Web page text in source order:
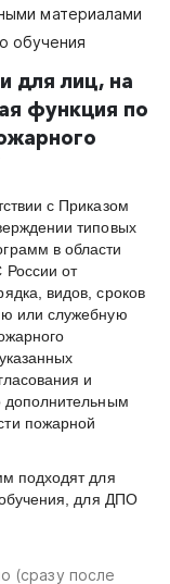
материалами
обучения
для лиц, на
функция по
с Приказом
типовых
в области
от
видов, сроков
или служебную
и
дополнительным
пожарной
подходят для
обучения, для ДПО
(сразу после